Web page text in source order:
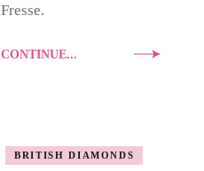
Fresse.
CONTINUE...
BRITISH DIAMONDS